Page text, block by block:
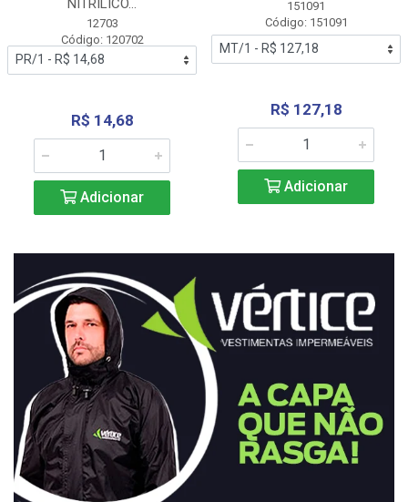
NITRÍLICO...
12703
Código: 120702
R$ 14,68
Adicionar
151091
Código: 151091
R$ 127,18
Adicionar